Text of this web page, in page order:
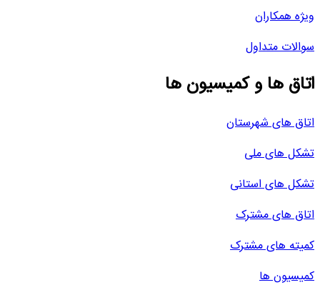
همکاران
متداول
ها و کمیسیون ها
های شهرستان
های ملی
های استانی
های مشترک
های مشترک
ها